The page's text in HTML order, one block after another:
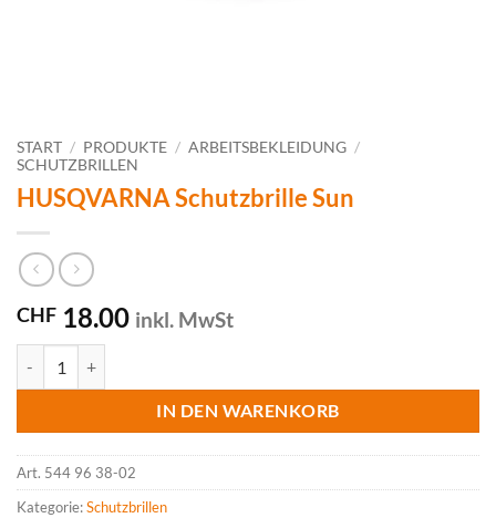
START / PRODUKTE / ARBEITSBEKLEIDUNG /
SCHUTZBRILLEN
HUSQVARNA Schutzbrille Sun
CHF 18.00 inkl. MwSt
IN DEN WARENKORB
Art. 544 96 38-02
Kategorie:Schutzbrillen